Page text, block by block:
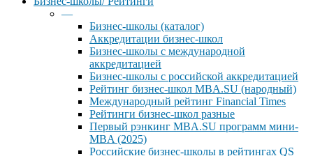
—
Бизнес-школы (каталог)
Аккредитации бизнес-школ
Бизнес-школы с международной
аккредитацией
Бизнес-школы с российской аккредитацией
Рейтинг бизнес-школ MBA.SU (народный)
Международный рейтинг Financial Times
Рейтинги бизнес-школ разные
Первый рэнкинг MBA.SU программ мини-
MBA (2025)
Российские бизнес-школы в рейтингах QS